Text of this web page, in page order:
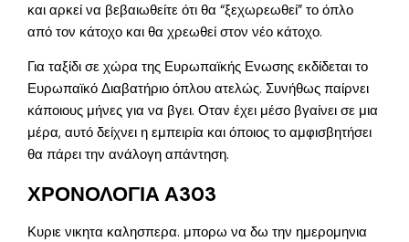
και αρκεί να βεβαιωθείτε ότι θα “ξεχωρεωθεί” το όπλο
από τον κάτοχο και θα χρεωθεί στον νέο κάτοχο.
Για ταξίδι σε χώρα της Ευρωπαϊκής Ενωσης εκδίδεται το
Ευρωπαϊκό Διαβατήριο όπλου ατελώς. Συνήθως παίρνει
κάποιους μήνες για να βγει. Οταν έχει μέσο βγαίνει σε μια
μέρα, αυτό δείχνει η εμπειρία και όποιος το αμφισβητήσει
θα πάρει την ανάλογη απάντηση.
ΧΡΟΝΟΛΟΓΙΑ Α303
Κυριε νικητα καλησπερα. μπορω να δω την ημερομηνια